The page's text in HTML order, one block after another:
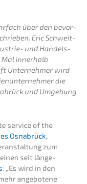
über den bevor­
Eric Schweit­
und Handels­
inner­halb
Unter­neh­mer wird
die
und Umgebung
service of the
Osnabrück,
zum
seit länge­
: „Es wird in den
angebo­te­ne